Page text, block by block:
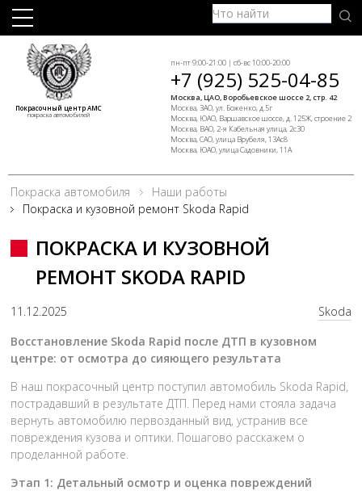
Покрасочный центр АМС
покраска автомобилей
пн-пт 9:00-21:00 | сб-вс 10:00-20:00
+7 (925) 525-04-85
Москва, ЦАО, Воробьевское шоссе 2, стр. 42
Москва, ЗАО, ул. Боженко, д.5г
Москва, ЮАО, Варшавское шоссе, д. 125Ж, строение 2
Москва, ВАО, 2-я Кабельная улица, 2с30
Москва, САО, улица Врубеля, 13Ас8
Москва, ЮАО, улица Садовники, 11А
Покраска автомобиля
Наши работы
Покраска и кузовной ремонт Skoda Rapid
ПОКРАСКА И КУЗОВНОЙ
РЕМОНТ SKODA RAPID
11.12.2025
Skoda
Восстановление Skoda Rapid после ДТП в кузовном
центре: от осмотра до сияющего результата
В наш покрасочный центр поступил автомобиль Skoda Rapid,
пострадавший в результате ДТП. Перед нами стояла задача
вернуть автомобилю первозданный вид, устранив все
повреждения кузова и оптики. Пошагово расскажем о
проделанной работе.
Этап 1: Детальный осмотр и оценка повреждений